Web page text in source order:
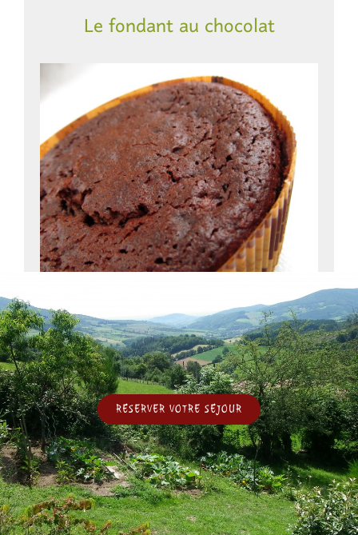
Le fondant au chocolat
RÉSERVER VOTRE SÉJOUR